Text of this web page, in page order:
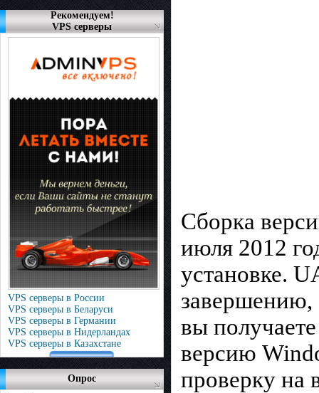
Рекомендуем!
VPS серверы
VPS серверы в России
VPS серверы в Беларуси
VPS серверы в Германии
VPS серверы в Нидерландах
VPS серверы в Казахстане
Опрос
Сборка
июля 2012
установке.
завершению,
вы
версию
проверку на